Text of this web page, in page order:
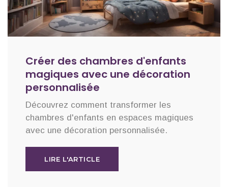
Créer des chambres d'enfants
magiques avec une décoration
personnalisée
Découvrez comment transformer les
chambres d'enfants en espaces magiques
avec une décoration personnalisée.
LIRE L'ARTICLE